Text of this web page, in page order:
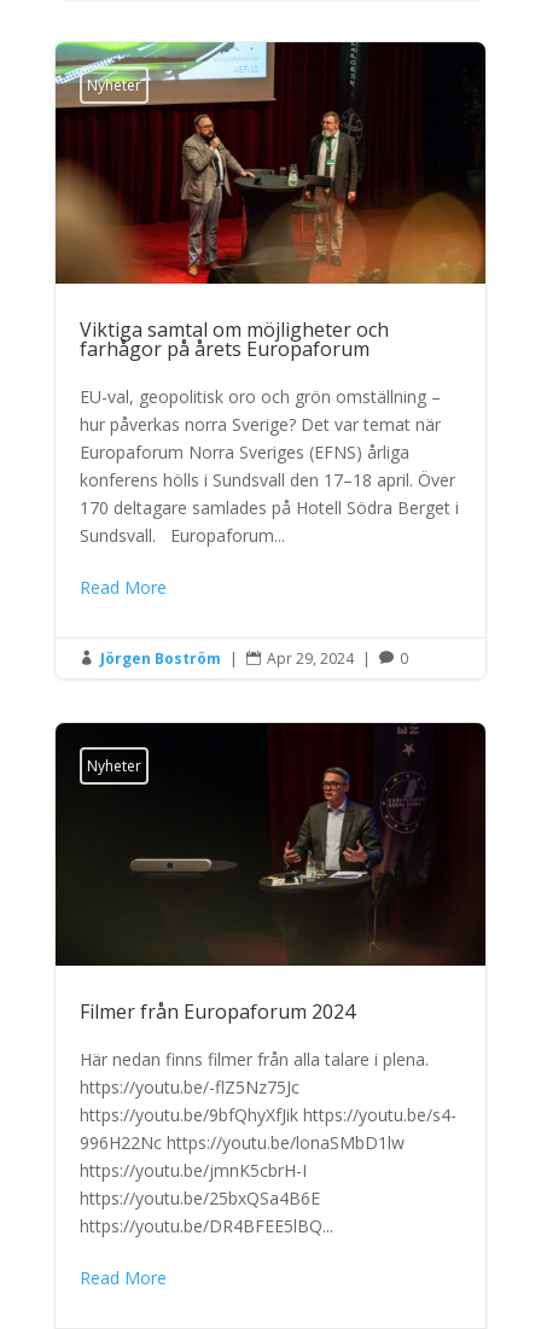
Nyheter
Viktiga samtal om möjligheter och
farhågor på årets Europaforum
EU-val, geopolitisk oro och grön omställning –
hur påverkas norra Sverige? Det var temat när
Europaforum Norra Sveriges (EFNS) årliga
konferens hölls i Sundsvall den 17–18 april. Över
170 deltagare samlades på Hotell Södra Berget i
Sundsvall. Europaforum...
Read More
 Jörgen Boström  Apr 29, 2024  0
Nyheter
Filmer från Europaforum 2024
Här nedan finns filmer från alla talare i plena.
https://youtu.be/-flZ5Nz75Jc
https://youtu.be/9bfQhyXfJik https://youtu.be/s4-
996H22Nc https://youtu.be/lonaSMbD1lw
https://youtu.be/jmnK5cbrH-I
https://youtu.be/25bxQSa4B6E
https://youtu.be/DR4BFEE5lBQ...
Read More